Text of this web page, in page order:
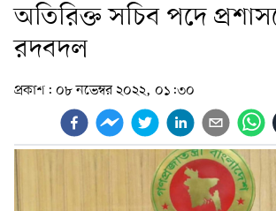
অতিরিক্ত সচিব পদে
রদবদল
প্রকাশ: ০৮ নভেম্বর ২০২২, ০১:৩০